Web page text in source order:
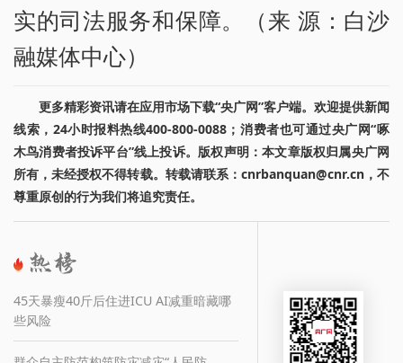
实的司法服务和保障。（来 源：白沙
融媒体中心）
更多精彩资讯请在应用市场下载“央广网”客户端。欢迎提供新闻
线索，24小时报料热线400-800-0088；消费者也可通过央广网“啄
木鸟消费者投诉平台”线上投诉。版权声明：本文章版权归属央广网
所有，未经授权不得转载。转载请联系：cnrbanquan@cnr.cn，不
尊重原创的行为我们将追究责任。
45天暴瘦40斤后住进ICU AI减重暗藏哪
些风险